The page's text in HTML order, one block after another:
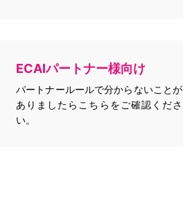
ECAIパートナー様向け
パートナールールで分からないことが
ありましたらこちらをご確認くださ
い。